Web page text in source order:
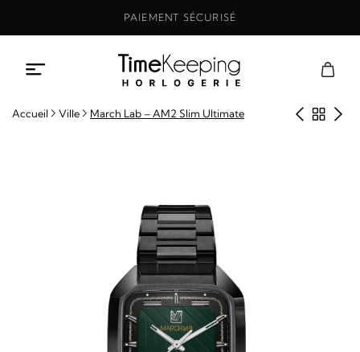
PAIEMENT SÉCURISÉ
Accueil Ville March Lab – AM2 Slim Ultimate